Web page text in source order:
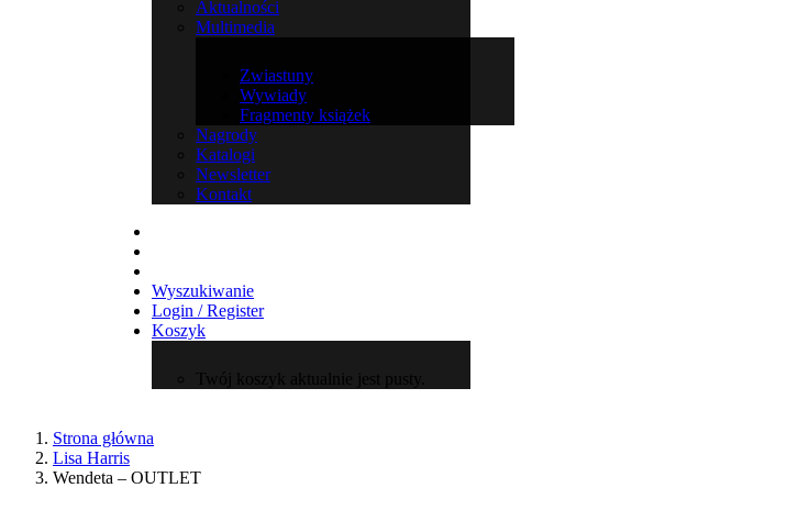
Aktualności
Multimedia
Zwiastuny
Wywiady
Fragmenty książek
Nagrody
Katalogi
Newsletter
Kontakt
Wyszukiwanie
Login / Register
Koszyk
Twój koszyk aktualnie jest pusty.
Strona główna
Lisa Harris
Wendeta – OUTLET